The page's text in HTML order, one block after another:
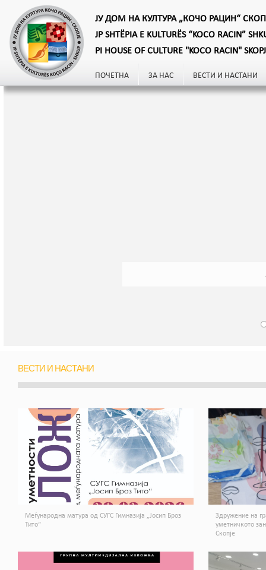
ЈУ ДОМ НА КУЛТУРА „КОЧО РАЦИН“
JP SHTËPIA E KULTURËS “KOCO RACIN”
PI HOUSE OF CULTURE "KOCO RACIN"
ПОЧЕТНА ЗА НАС ВЕСТИ И НАСТАНИ
ВЕСТИ И НАСТАНИ
Меѓународна матура од СУГС Гимназија „Јосип Броз
Тито“
Здружение на
уметничкото
Скопје